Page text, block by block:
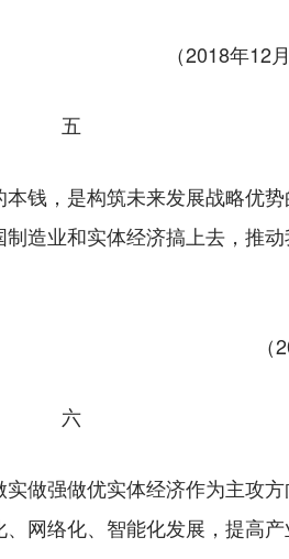
（2018年12
五
，是构筑未来发展战略优
造业和实体经济搞上去，推
六
强做优实体经济作为主攻
网络化、智能化发展，提高产